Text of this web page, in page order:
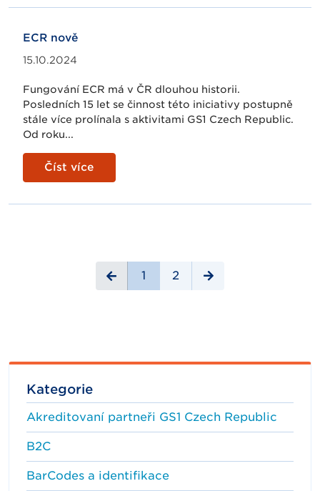
ECR nově
15.10.2024
Fungování ECR má v ČR dlouhou historii.
Posledních 15 let se činnost této iniciativy postupně
stále více prolínala s aktivitami GS1 Czech Republic.
Od roku...
Číst více
1 2
Kategorie
Akreditovaní partneři GS1 Czech Republic
B2C
BarCodes a identifikace